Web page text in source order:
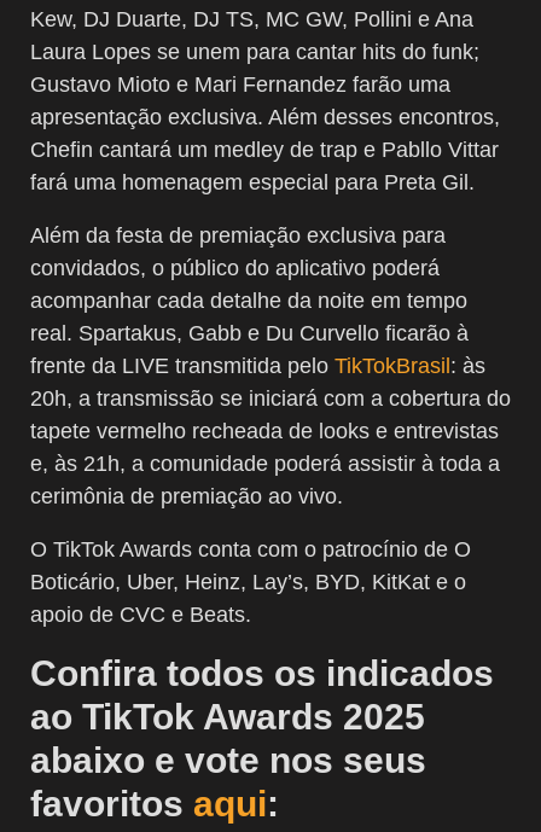
Kew, DJ Duarte, DJ TS, MC GW, Pollini e Ana
Laura Lopes se unem para cantar hits do funk;
Gustavo Mioto e Mari Fernandez farão uma
apresentação exclusiva. Além desses encontros,
Chefin cantará um medley de trap e Pabllo Vittar
fará uma homenagem especial para Preta Gil.
Além da festa de premiação exclusiva para
convidados, o público do aplicativo poderá
acompanhar cada detalhe da noite em tempo
real. Spartakus, Gabb e Du Curvello ficarão à
frente da LIVE transmitida pelo TikTokBrasil: às
20h, a transmissão se iniciará com a cobertura do
tapete vermelho recheada de looks e entrevistas
e, às 21h, a comunidade poderá assistir à toda a
cerimônia de premiação ao vivo.
O TikTok Awards conta com o patrocínio de O
Boticário, Uber, Heinz, Lay’s, BYD, KitKat e o
apoio de CVC e Beats.
Confira todos os indicados
ao TikTok Awards 2025
abaixo e vote nos seus
favoritos aqui: